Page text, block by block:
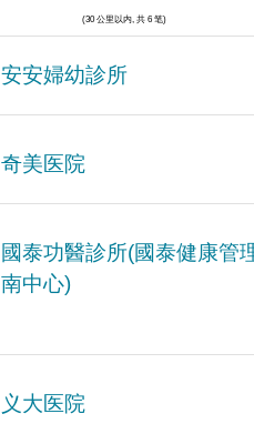
(30 公里以内, 共 6 笔)
安安婦幼診所
奇美医院
國泰功醫診所(國泰健康管
南中心)
义大医院